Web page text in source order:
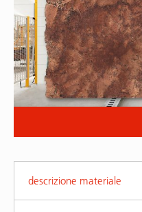
descrizione materiale